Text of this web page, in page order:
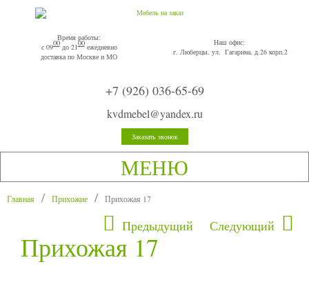
Время работы:
с 0900до 2100ежедневно
доставка по Москве и МО
Наш офис:
г. Люберцы, ул. Гагарина, д.26 корп.2
+7 (926) 036-65-69
kvdmebel@yandex.ru
Заказать звонок
МЕНЮ
Главная Прихожие Прихожая 17
Предыдущий Следующий
Прихожая 17